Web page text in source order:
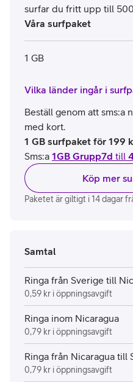
surfar du fritt upp till
Våra surfpaket
1 GB
Vilka länder ingår i
Beställ genom att sms:a
med kort.
1 GB surfpaket för 199
Sms:a 1GB Grupp7d till
Köp mer
Paketet är giltigt i 14 dagar
Samtal
Ringa från Sverige till
0,59 kr i öppningsavgift
Ringa inom Nicaragua
0,79 kr i öppningsavgift
Ringa från Nicaragua till
0,79 kr i öppningsavgift